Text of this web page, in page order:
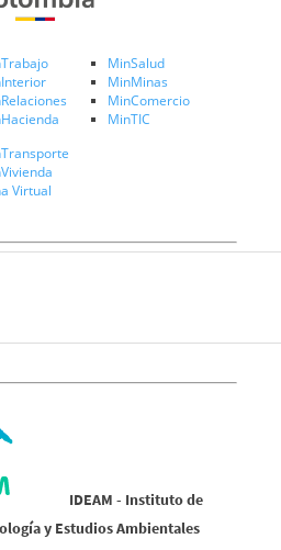
MinSalud
MinMinas
MinComercio
MinTIC
Virtual
IDEAM - Instituto de
y Estudios Ambientales